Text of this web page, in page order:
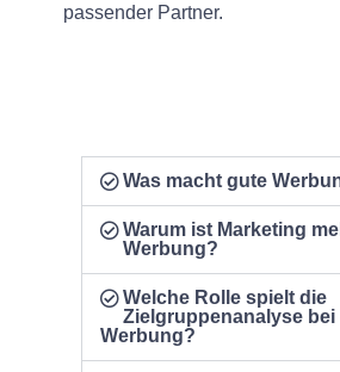
passender Partner.
Was macht gute
Warum ist Marketing
Werbung?
Welche Rolle spielt die
Zielgruppenanalyse bei
Werbung?